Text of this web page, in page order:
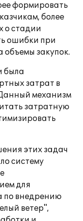
формировать
более
о стадии
ошибки при
объемы закупок.
была
затрат в
механизм
затратную
этих задач
систему
для
по внедрению
ветер",